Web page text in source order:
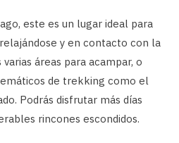
este es un lugar ideal para
y en contacto con la
áreas para acampar, o
de trekking como el
Podrás disfrutar más días
rincones escondidos.